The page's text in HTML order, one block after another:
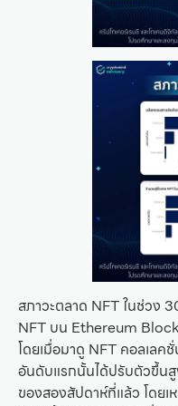
สภาวะตลาด NFT ในช่วง
NFT บน Ethereum
โดยเมื่อมาดู NFT คอลเล
อันดับแรกนั้นได้ปรับตัวขึ้น
ของสองสัปดาห์ที่แล้ว โดย